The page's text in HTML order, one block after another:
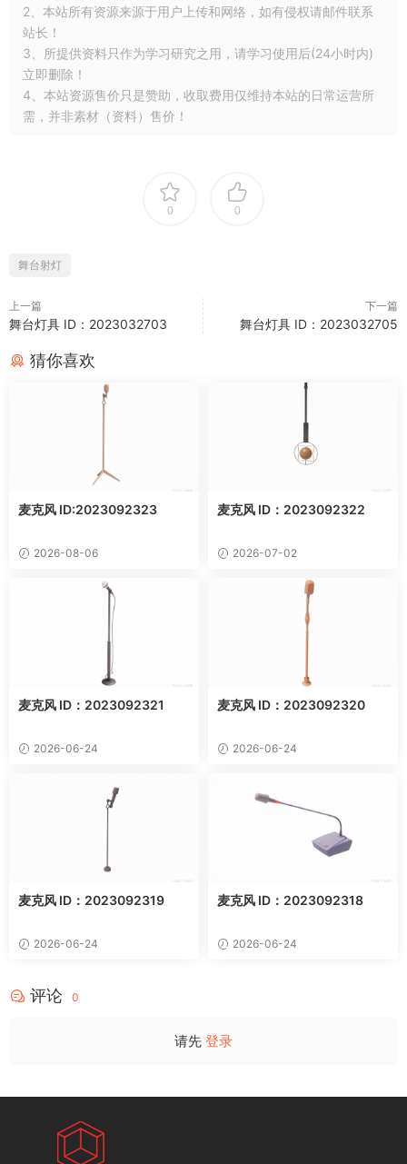
2、本站所有资源来源于用户上传和网络，如有侵权请邮件联系
站长！
3、所提供资料只作为学习研究之用，请学习使用后(24小时内)
立即删除！
4、本站资源售价只是赞助，收取费用仅维持本站的日常运营所
需，并非素材（资料）售价！
0 0
舞台射灯
上一篇
舞台灯具 ID：2023032703
下一篇
舞台灯具 ID：2023032705
猜你喜欢
麦克风 ID:2023092323
2026-08-06
麦克风 ID：2023092322
2026-07-02
麦克风 ID：2023092321
2026-06-24
麦克风 ID：2023092320
2026-06-24
麦克风 ID：2023092319
2026-06-24
麦克风 ID：2023092318
2026-06-24
评论 0
请先 登录